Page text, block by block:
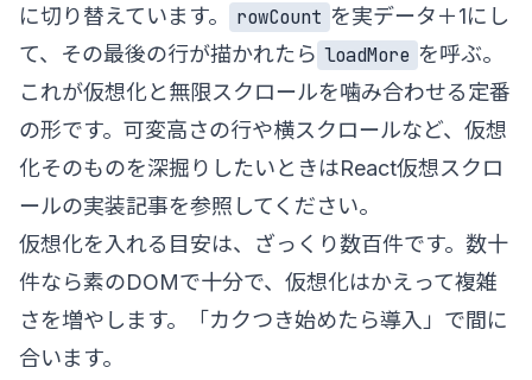
に切り替えています。
rowCount を実データ＋1にし
て、その最後の行が描かれたら loadMore を呼ぶ。
これが仮想化と無限スクロールを噛み合わせる定番
の形です。可変高さの行や横スクロールなど、仮想
化そのものを深掘りしたいときはReact仮想スクロ
ールの実装記事を参照してください。
仮想化を入れる目安は、ざっくり数百件です。数十
件なら素のDOMで十分で、仮想化はかえって複雑
さを増やします。「カクつき始めたら導入」で間に
合います。